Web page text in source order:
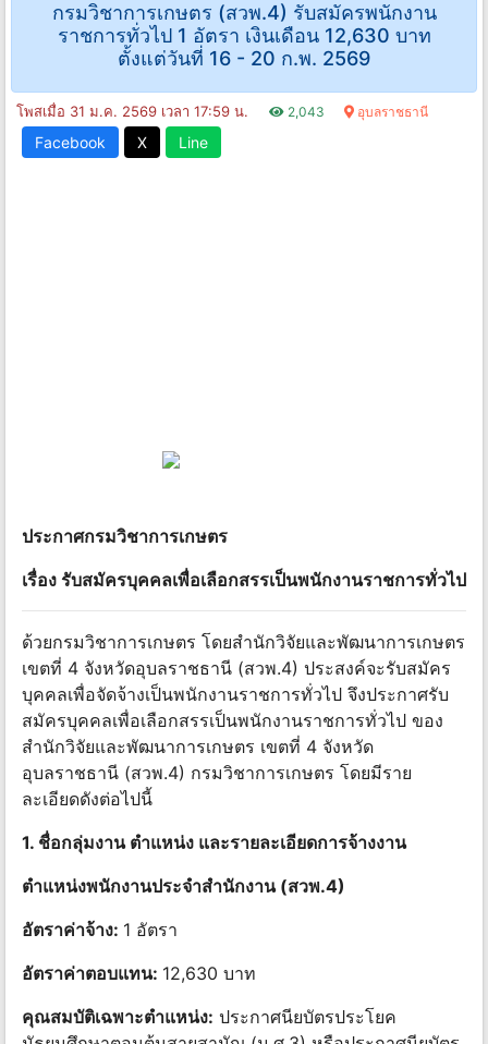
กรมวิชาการเกษตร (สวพ.4) รับสมัครพนักงาน
ราชการทั่วไป 1 อัตรา เงินเดือน 12,630 บาท
ตั้งแต่วันที่ 16 - 20 ก.พ. 2569
โพสเมื่อ 31 ม.ค. 2569 เวลา 17:59 น. 2,043 อุบลราชธานี
Facebook X Line
ประกาศกรมวิชาการเกษตร
เรื่อง รับสมัครบุคคลเพื่อเลือกสรรเป็นพนักงานราชการทั่วไป
ด้วยกรมวิชาการเกษตร โดยสำนักวิจัยและพัฒนาการเกษตร
เขตที่ 4 จังหวัดอุบลราชธานี (สวพ.4) ประสงค์จะรับสมัคร
บุคคลเพื่อจัดจ้างเป็นพนักงานราชการทั่วไป จึงประกาศรับ
สมัครบุคคลเพื่อเลือกสรรเป็นพนักงานราชการทั่วไป ของ
สำนักวิจัยและพัฒนาการเกษตร เขตที่ 4 จังหวัด
อุบลราชธานี (สวพ.4) กรมวิชาการเกษตร โดยมีราย
ละเอียดดังต่อไปนี้
1. ชื่อกลุ่มงาน ตำแหน่ง และรายละเอียดการจ้างงาน
ตำแหน่งพนักงานประจำสำนักงาน (สวพ.4)
อัตราค่าจ้าง: 1 อัตรา
อัตราค่าตอบแทน: 12,630 บาท
คุณสมบัติเฉพาะตำแหน่ง: ประกาศนียบัตรประโยค